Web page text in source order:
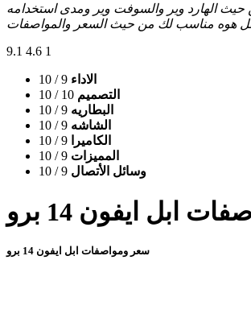
حيث الهارد وير والسوفت وير ومدى استخدامه
9.1 4.6 1
الاداء 9
/ 10
التصميم 10
/ 10
البطاريه 9
/ 10
الشاشه 9
/ 10
الكاميرا
9
/ 10
المميزات 9
/ 10
وسائل الأتصال 9
/ 10
ابل ايفون 14 برو
سعر ومواصفات ابل ايفون 14 برو